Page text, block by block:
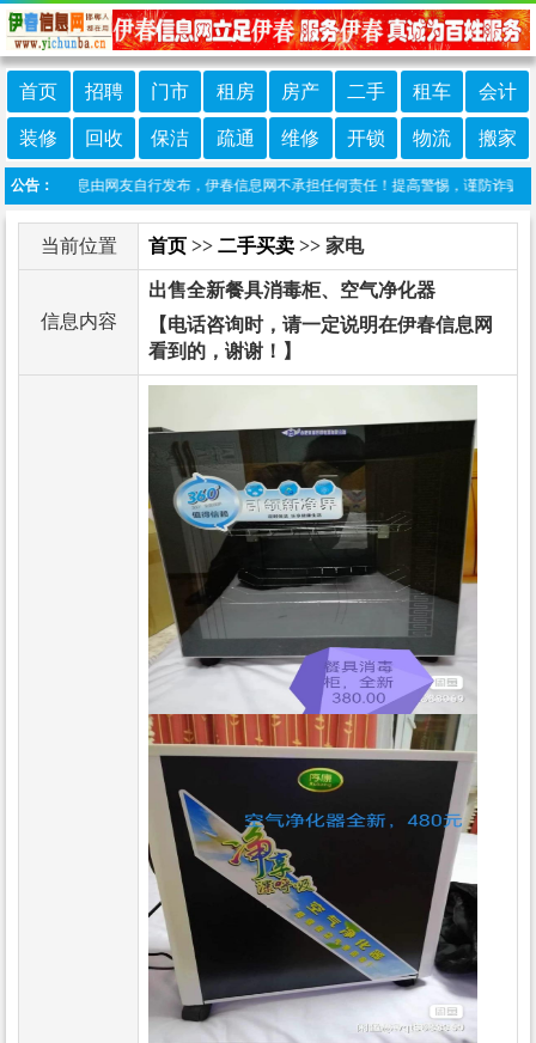
首页 招聘 门市 租房 房产 二手 租车 会计
装修 回收 保洁 疏通 维修 开锁 物流 搬家
公告：
栏目信息由网友自行发布，伊春信息网不承担任何责任！提高警惕，谨防诈骗！做
当前位置 首页 >> 二手买卖 >> 家电
信息内容
出售全新餐具消毒柜、空气净化器
【电话咨询时，请一定说明在伊春信息网
看到的，谢谢！】